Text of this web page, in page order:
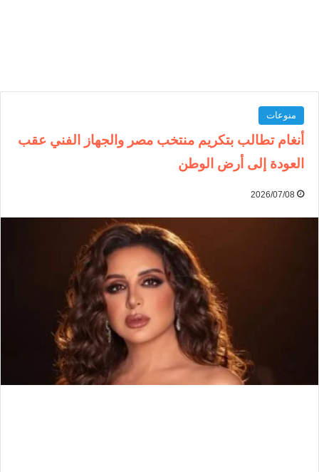
منوعات
أنغام تطالب بتكريم منتخب مصر والجهاز الفني عقب
العودة إلى أرض الوطن
2026/07/08